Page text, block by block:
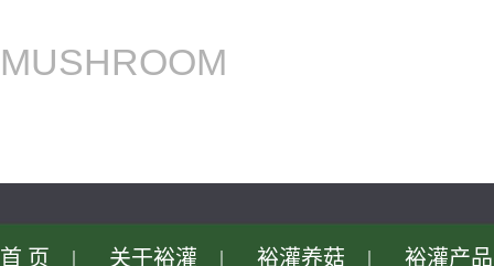
MUSHROOM
首页 | 关于裕灌 | 裕灌养菇 | 裕灌产品